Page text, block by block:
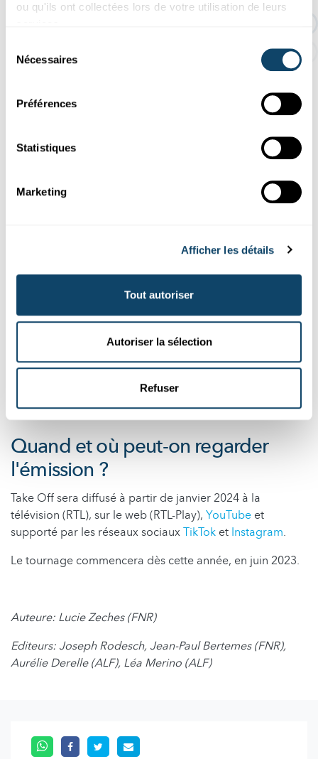
ou qu'ils ont collectées lors de votre utilisation de leurs
Nécessaires
Préférences
Statistiques
Marketing
Afficher les détails
Tout autoriser
Autoriser la sélection
Refuser
Inscris-toi maintenant sur takeoffshow.lu !
Montre-nous ce que tu sais faire lors du pré-
casting !
Le casting sera le premier épisode de la saison.
C'est là que les 30 candidats devront démontrer leur
rapidité dans un parcours.
candidats pour le premier épisode en studio, où tu
affronteras en équipe deux autres équipes.
Quand et où peut-on regarder
l'émission ?
Take Off sera diffusé à partir de janvier 2024 à la
télévision (RTL), sur le web (RTL-Play), YouTube et
supporté par les réseaux sociauxTikTok et Instagram.
Le tournage commencera dès cette année, en juin 2023.
Auteure: Lucie Zeches (FNR)
Editeurs: Joseph Rodesch, Jean-Paul Bertemes (FNR),
Aurélie Derelle (ALF), Léa Merino (ALF)